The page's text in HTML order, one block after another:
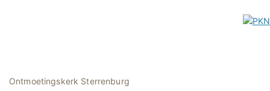
Ontmoetingskerk Sterrenburg